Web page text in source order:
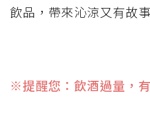
飲品，帶來沁涼又有故
※提醒您：飲酒過量，